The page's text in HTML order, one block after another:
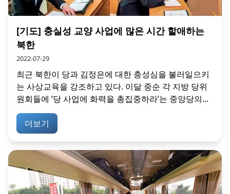
[기도] 충실성 교양 사업에 많은 시간 할애하는
북한
2022-07-29
최근 북한이 당과 김정은에 대한 충성심을 불러일으키
는 사상교육을 강조하고 있다. 이달 중순 각 지방 당위
원회들에 ‘당 사업에 화력을 총집중하라’는 중앙당의...
더보기